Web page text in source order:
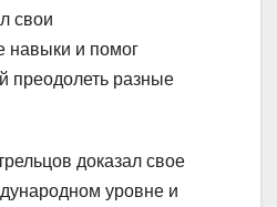
свои
навыки и помог
преодолеть разные
доказал свое
уровне и